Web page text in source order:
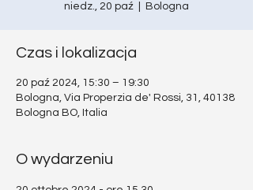
niedz., 20 paź Bologna
Czas i lokalizacja
20 paź 2024, 15:30 – 19:30
Bologna, Via Properzia de' Rossi, 31, 40138
Bologna BO, Italia
O wydarzeniu